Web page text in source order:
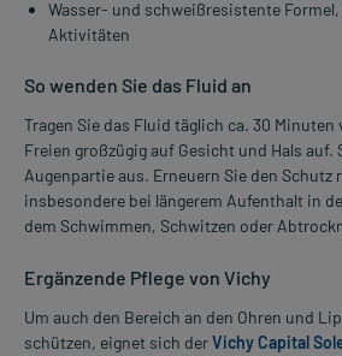
Wasser- und schweißresistente
Aktivitäten
So wenden Sie das Fluid an
Tragen Sie das Fluid täglich ca. 30
Freien großzügig auf Gesicht und Hals auf.
Augenpartie aus. Erneuern Sie den Schutz
insbesondere bei längerem Aufenthalt in
dem Schwimmen, Schwitzen oder
Ergänzende Pflege von Vichy
Um auch den Bereich an den Ohren und
schützen, eignet sich derVichy Capital